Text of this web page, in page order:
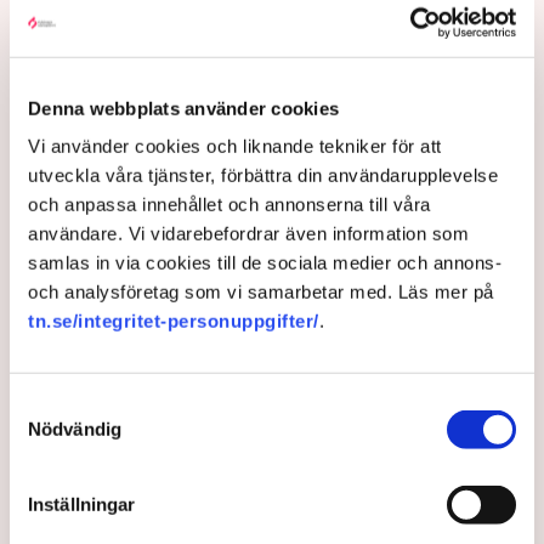
Denna webbplats använder cookies
Vi använder cookies och liknande tekniker för att
utveckla våra tjänster, förbättra din användarupplevelse
och anpassa innehållet och annonserna till våra
användare. Vi vidarebefordrar även information som
samlas in via cookies till de sociala medier och annons-
och analysföretag som vi samarbetar med. Läs mer på
tn.se/integritet-personuppgifter/.
Nödvändig
Inställningar
Närmare 50 svenska kommuner vill gå före i
sina ambitiösa mål. ”Det är hyfsat lätt att sätta upp
en strategi eller mål, men att sedan implementera
dem är mycket svårare”, säger professor Sara
Gustafsson.
1 month ago |